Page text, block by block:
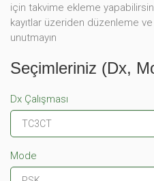
için takvime ekleme
kayıtlar üzeriden düzenleme
unutmayın
Seçimleriniz (Dx,
Dx Çalışması
Mode